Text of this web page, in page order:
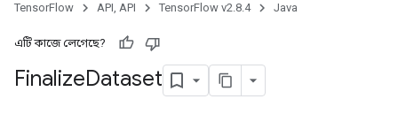
TensorFlow API, API TensorFlow v2.8.4 Java
এটি কাজে লেগেছে?
FinalizeDataset